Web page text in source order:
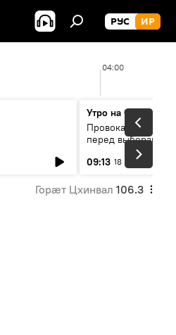
РУС ИР
04:00
Утро на Спутнике
Провокации со
перед выборами в
09:13 18 Мин
Горӕт Цхинвал 106.3